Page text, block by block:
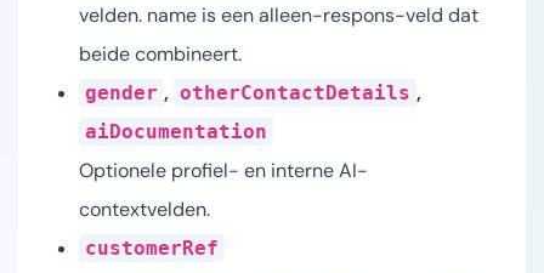
velden. name is een alleen-respons-veld dat
beide combineert.
gender , otherContactDetails ,
aiDocumentation
Optionele profiel- en interne AI-
contextvelden.
customerRef